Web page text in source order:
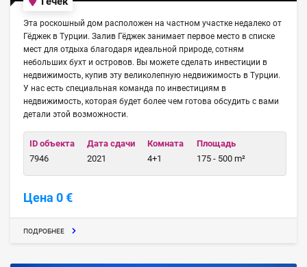
Эта роскошный дом расположен на частном участке недалеко от
Гёджек в Турции. Залив Гёджек занимает первое место в списке
мест для отдыха благодаря идеальной природе, сотням
небольших бухт и островов. Вы можете сделать инвестиции в
недвижимость, купив эту великолепную недвижимость в Турции.
У нас есть специальная команда по инвестициям в
недвижимость, которая будет более чем готова обсудить с вами
детали этой возможности.
ID объекта
7946
Дата сдачи
2021
Комната
4+1
Площадь
175 - 500 m²
Цена 0 €
ПОДРОБНЕЕ